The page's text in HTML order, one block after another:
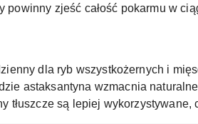
zjeść całość pokarmu w
dla ryb wszystkożernych i
astaksantyna wzmacnia
tłuszcze są lepiej